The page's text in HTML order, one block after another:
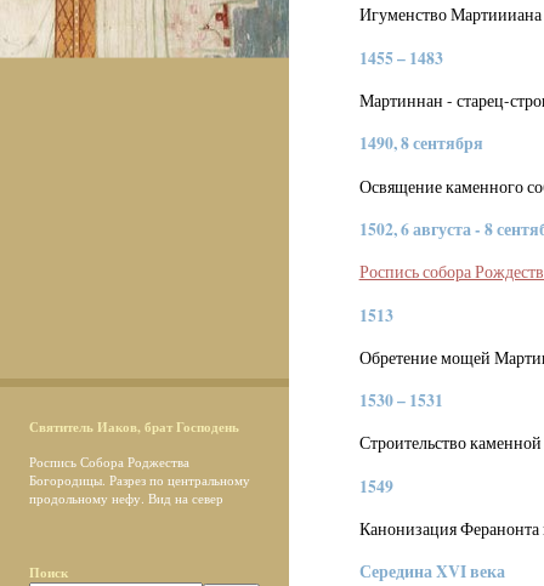
Святитель Иаков, брат Господень
Роспись Собора Роджества
Богородицы. Разрез по центральному
продольному нефу. Вид на север
Поиск
Игуменство Мартиииана
1455 – 1483
Мартиннан - старец-
1490, 8 сентября
Освящение каменного
1502, 6 августа - 8
Роспись собора
1513
Обретение мощей
1530 – 1531
Строительство
1549
Канонизация
Середина XVI века